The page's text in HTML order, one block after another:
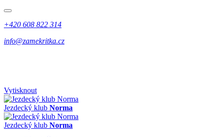
+420 608 822 314
info@zamekritka.cz
Vytisknout
Jezdecký klub Norma
Jezdecký klub Norma